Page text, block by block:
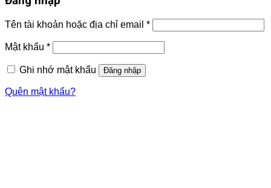
Tên tài khoản hoặc địa chỉ email *
Mật khẩu *
Ghi nhớ mật khẩu Đăng nhập
Quên mật khẩu?